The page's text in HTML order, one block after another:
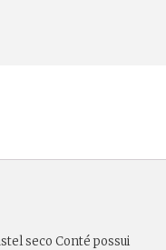
seco Conté possui